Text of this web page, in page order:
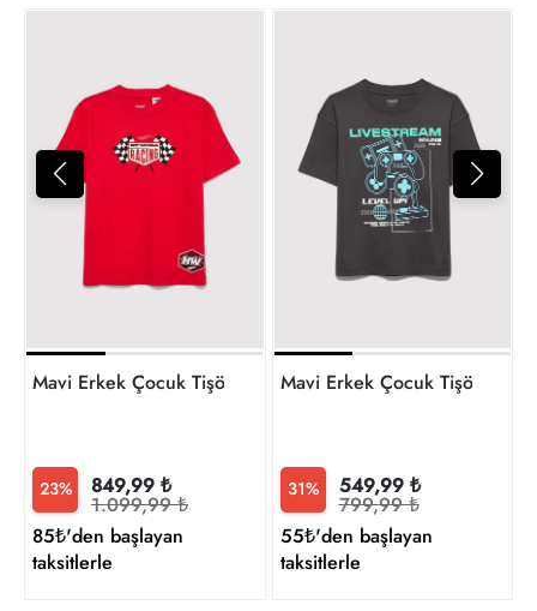
Mavi Erkek Çocuk Tişört M6610429-70478
23% 849,99 ₺
1.099,99 ₺
85₺'den başlayan
taksitlerle
Mavi Erkek Çocuk Tişört
31% 549,99 ₺
799,99 ₺
55₺'den başlayan
taksitlerle